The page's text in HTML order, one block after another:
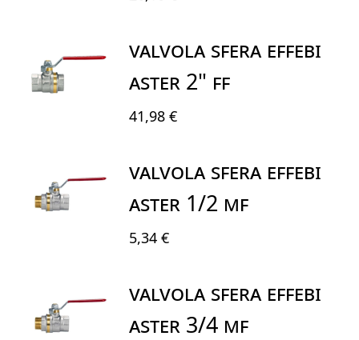
VALVOLA SFERA EFFEBI
ASTER 2" FF
41,98 €
VALVOLA SFERA EFFEBI
ASTER 1/2 MF
5,34 €
VALVOLA SFERA EFFEBI
ASTER 3/4 MF